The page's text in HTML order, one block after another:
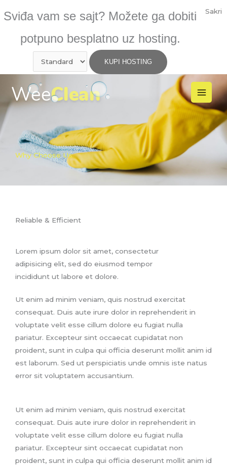
Sviđa vam se sajt? Možete ga dobiti
potpuno besplatno uz hosting.
Sakri
to
Why Choose Us
Reliable & Efficient
Lorem ipsum dolor sit amet, consectetur
adipisicing elit, sed do eiusmod tempor
incididunt ut labore et dolore.
Ut enim ad minim veniam, quis nostrud exercitat
consequat. Duis aute irure dolor in reprehenderit in
voluptate velit esse cillum dolore eu fugiat nulla
pariatur. Excepteur sint occaecat cupidatat non
proident, sunt in culpa qui officia deserunt mollit anim id
est laborum. Sed ut perspiciatis unde omnis iste natus
error sit voluptatem accusantium.
Ut enim ad minim veniam, quis nostrud exercitat
consequat. Duis aute irure dolor in reprehenderit in
voluptate velit esse cillum dolore eu fugiat nulla
pariatur. Excepteur sint occaecat cupidatat non
proident, sunt in culpa qui officia deserunt mollit anim id